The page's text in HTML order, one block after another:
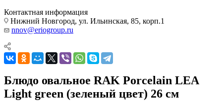
Контактная информация
Нижний Новгород, ул. Ильинская, 85, корп.1
nnov@eriogroup.ru
Блюдо овальное RAK Porcelain LEA
Light green (зеленый цвет) 26 см